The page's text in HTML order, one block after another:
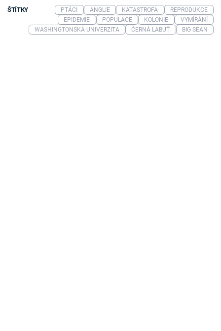
ŠTÍTKY PTÁCI ANGLIE KATASTROFA
REPRODUKCE
EPIDEMIE
POPULACE KOLONIE
VYMÍRÁNÍ
WASHINGTONSKÁ UNIVERZITA
ČERNÁ LABUŤ BIG SEAN